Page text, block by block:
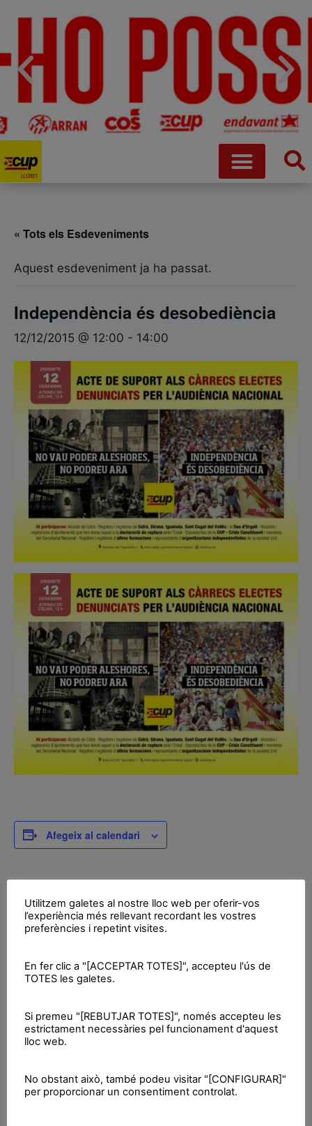
« Tots els Esdeveniments
Aquest esdeveniment ja ha passat.
Independència és desobediència
12/12/2015 @ 12:00 - 14:00
Afegeix al calendari
Data:
12/12/2015
12:00 - 14:00
Categoria
Acte
Etiquetes de
l'Esdeveniment:
independència ,ruptura
CUP
Visualitza el lloc web de
Utilitzem galetes al nostre lloc web per oferir-vos
l’experiència més rellevant recordant les vostres
preferències i repetint visites.
En fer clic a "[ACCEPTAR TOTES]", accepteu l'ús de
TOTES les galetes.
Si premeu "[REBUTJAR TOTES]", només accepteu les
estrictament necessàries pel funcionament d'aquest
lloc web.
No obstant això, també podeu visitar "[CONFIGURAR]"
per proporcionar un consentiment controlat.